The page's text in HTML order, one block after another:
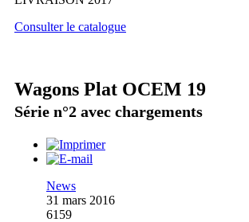
Consulter le catalogue
Wagons Plat OCEM 19
Série n°2 avec chargements
News
31 mars 2016
6159